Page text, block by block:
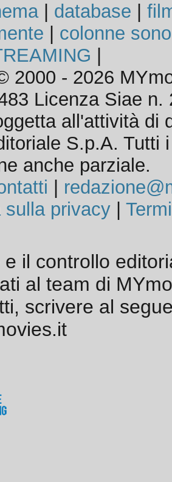
| database
colonne
2000 - 2026
Licenza Siae n.
all'attività di
S.p.A. Tutti
anche parziale.
sulla privacy|
e il controllo
al team di
scrivere al